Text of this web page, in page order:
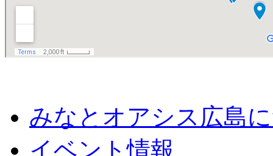
みなとオアシス広島
イベント情報